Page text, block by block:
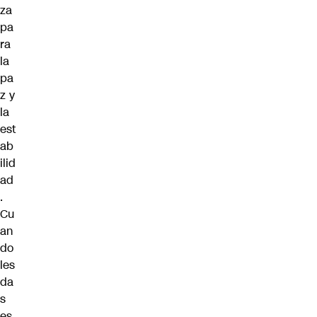
za
pa
ra
la
pa
z y
la
est
ab
ilid
ad
.
Cu
an
do
les
da
s